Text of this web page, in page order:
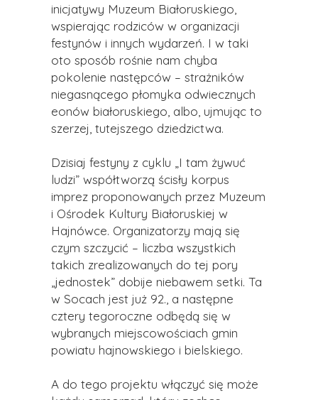
inicjatywy Muzeum Białoruskiego,
wspierając rodziców w organizacji
festynów i innych wydarzeń. I w taki
oto sposób rośnie nam chyba
pokolenie następców – strażników
niegasnącego płomyka odwiecznych
eonów białoruskiego, albo, ujmując to
szerzej, tutejszego dziedzictwa.
Dzisiaj festyny z cyklu „I tam żywuć
ludzi” współtworzą ścisły korpus
imprez proponowanych przez Muzeum
i Ośrodek Kultury Białoruskiej w
Hajnówce. Organizatorzy mają się
czym szczycić – liczba wszystkich
takich zrealizowanych do tej pory
„jednostek” dobije niebawem setki. Ta
w Socach jest już 92., a następne
cztery tegoroczne odbędą się w
wybranych miejscowościach gmin
powiatu hajnowskiego i bielskiego.
A do tego projektu włączyć się może